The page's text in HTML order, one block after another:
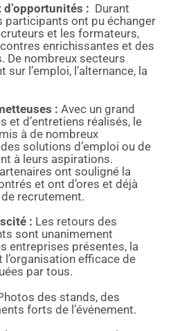
d’opportunités : Durant
participants ont pu échanger
et les formateurs,
enrichissantes et des
De nombreux secteurs
l’emploi, l’alternance, la
: Avec un grand
et d’entretiens réalisés, le
à de nombreux
solutions d’emploi ou de
à leurs aspirations.
ont souligné la
et ont d’ores et déjà
recrutement.
: Les retours des
sont unanimement
entreprises présentes, la
efficace de
par tous.
des stands, des
forts de l’événement.